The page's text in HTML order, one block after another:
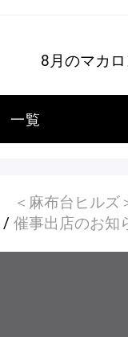
8月のマカロ
一覧
＜麻布台ヒルズ
催事出店のお知